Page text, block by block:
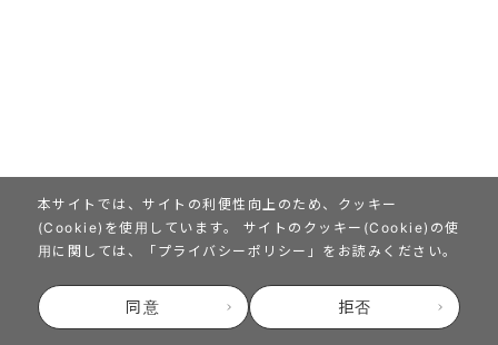
本サイトでは、サイトの利便性向上のため、クッキー
(Cookie)を使用しています。
サイトのクッキー(Cookie)の使
用に関しては、「 プライバシーポリシー 」をお読みください。
同意 拒否